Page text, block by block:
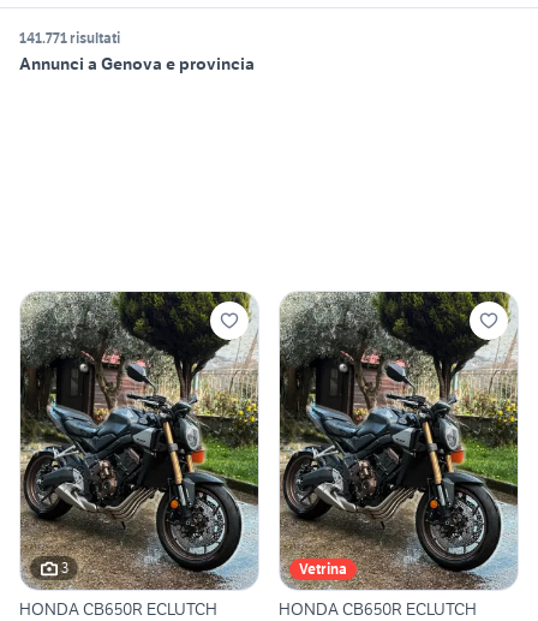
141.771 risultati
Annunci a Genova e provincia
3
HONDA CB650R ECLUTCH
Vetrina
HONDA CB650R ECLUTCH